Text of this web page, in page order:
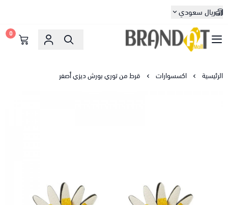
ريال سعودي
براندات مول
0
الرئيسية اكسسوارات قرط من توري بورش ديزي أصفر